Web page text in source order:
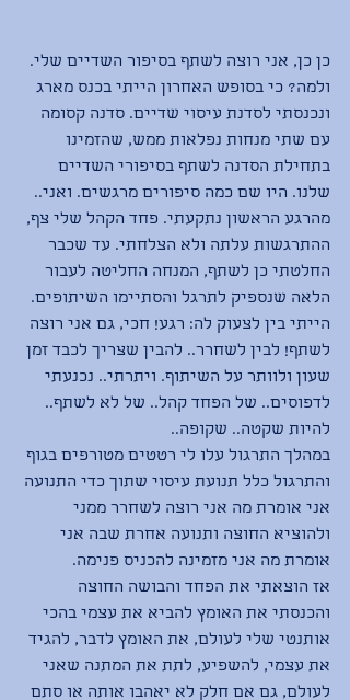
כן כן, אני רוצה לשתף בסיפור השדיים שלי.
ולמה? כי בסופש האחרון הייתי בכנס מארג
ונכנסתי לסדנת עיסוי שדיים. סדנה קסומה
עם שתי מנחות נפלאות ממש, שהזמינו
בתחילת הסדנה לשתף בסיפורי השדיים
שלנו. היו שם כמה סיפורים מרגשים. ואני..
מהרגע הראשון נתקעתי. פחד הקהל שלי צף,
ההתרגשות עלתה ולא הצלחתי. עד שכבר
החלטתי כן לשתף, המנחה החליטה לעבור
הלאה שנספיק לתרגל והסתיימו השיתופים.
הייתי בין לצעוק לה: רגע! חכי, גם אני רוצה
לשתף! לבין לשחרר.. להבין שצריך לכבד זמן
שעון ולוותר על השיתוף. ויתרתי.. נכנעתי
לדפוסים.. של הפחד קהל.. של לא לשתף..
להיות שקטה.. שקופה..
במהלך התרגול עלו לי רטטים מטורפים בגוף
והתרגול כלל תנועת עיסוי שתוך כדי התנועה
אני אומרת מה אני רוצה לשחרר ממני
ולהוציא החוצה ותנועה אחרת שבה אני
אומרת מה אני מזמינה להכניס פנימה.
אז הוצאתי את הפחד והבושה החוצה
והכנסתי את האומץ להביא את עצמי בהכי
אותנטי שלי לעולם, את האומץ לדבר, להגיד
את עצמי, להשפיע, לתת את המתנה שאני
לעולם, גם אם חלק לא יאהבו אותה או סתם